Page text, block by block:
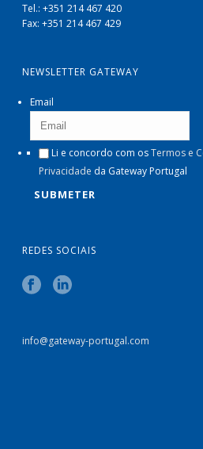
Tel.: +351 214 467 420
Fax: +351 214 467 429
NEWSLETTER GATEWAY
Email
Li e concordo com osTermos e
Privacidade da Gateway Portugal
REDES SOCIAIS
info@gateway-portugal.com